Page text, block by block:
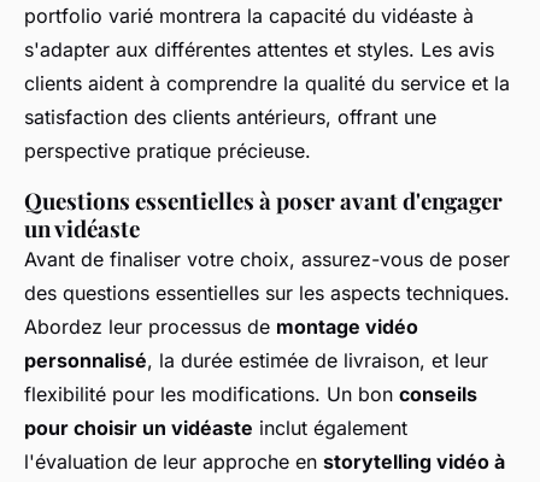
portfolio varié montrera la capacité du vidéaste à
s'adapter aux différentes attentes et styles. Les avis
clients aident à comprendre la qualité du service et la
satisfaction des clients antérieurs, offrant une
perspective pratique précieuse.
Questions essentielles à poser avant d'engager
un vidéaste
Avant de finaliser votre choix, assurez-vous de poser
des questions essentielles sur les aspects techniques.
Abordez leur processus de montage vidéo
personnalisé, la durée estimée de livraison, et leur
flexibilité pour les modifications. Un bon conseils
pour choisir un vidéaste inclut également
l'évaluation de leur approche en storytelling vidéo à